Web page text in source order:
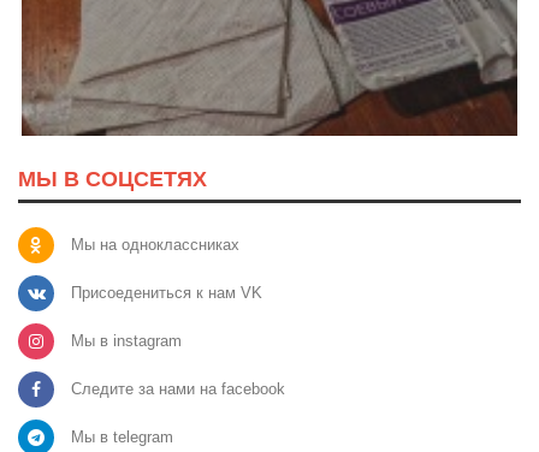
МЫ В СОЦСЕТЯХ
Мы на одноклассниках
Присоедениться к нам VK
Мы в instagram
Следите за нами на facebook
Мы в telegram